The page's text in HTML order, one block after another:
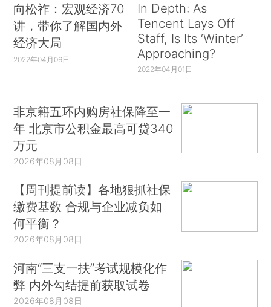
向松祚：宏观经济70
讲，带你了解国内外
经济大局
2022年04月06日
In Depth: As
Tencent Lays Off
Staff, Is Its ‘Winter’
Approaching?
2022年04月01日
非京籍五环内购房社保降至一
年 北京市公积金最高可贷340
万元
2026年08月08日
【周刊提前读】各地狠抓社保
缴费基数 合规与企业减负如
何平衡？
2026年08月08日
河南“三支一扶”考试规模化作
弊 内外勾结提前获取试卷
2026年08月08日